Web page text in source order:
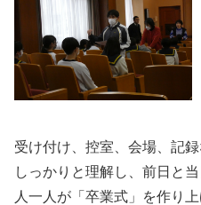
受け付け、控室、会場、記
しっかりと理解し、前日と
人一人が「卒業式」を作り